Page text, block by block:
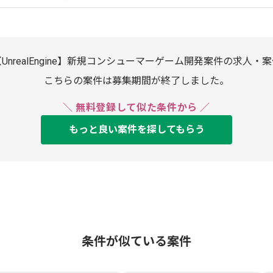
】新規コンシューマーゲーム開発案件の求人・
こちらの案件は募集期間が終了しました。
＼ 無料登録して似た条件から ／
もっと良い案件を探してもらう
条件が似ている案件